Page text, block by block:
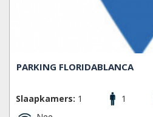
PARKING FLORIDABLANCA
Slaapkamers: 1 1